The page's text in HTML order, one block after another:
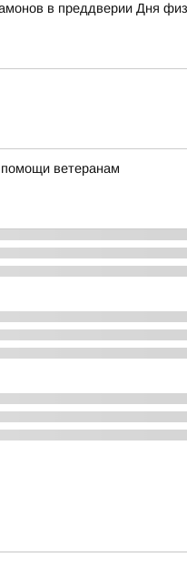
в преддверии Дня
ветеранам